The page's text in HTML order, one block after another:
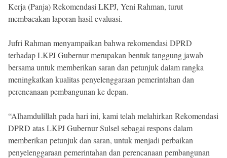
Kerja (Panja) Rekomendasi LKPJ, Yeni Rahman, turut
membacakan laporan hasil evaluasi.
Jufri Rahman menyampaikan bahwa rekomendasi DPRD
terhadap LKPJ Gubernur merupakan bentuk tanggung jawab
bersama untuk memberikan saran dan petunjuk dalam rangka
meningkatkan kualitas penyelenggaraan pemerintahan dan
perencanaan pembangunan ke depan.
“Alhamdulillah pada hari ini, kami telah melahirkan Rekomendasi
DPRD atas LKPJ Gubernur Sulsel sebagai respons dalam
memberikan petunjuk dan saran, untuk menjadi perbaikan
penyelenggaraan pemerintahan dan perencanaan pembangunan